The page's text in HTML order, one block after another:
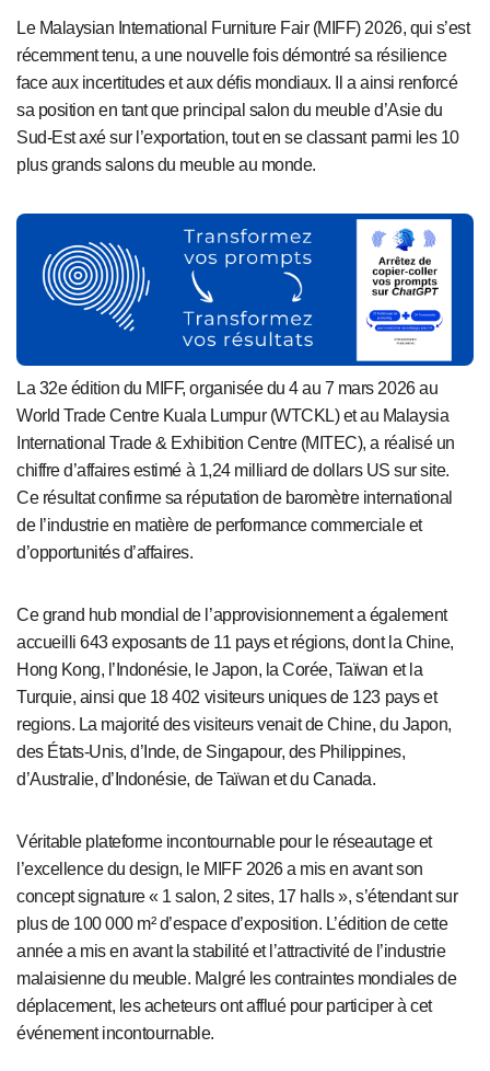
Le Malaysian International Furniture Fair (MIFF) 2026, qui s’est
récemment tenu, a une nouvelle fois démontré sa résilience
face aux incertitudes et aux défis mondiaux. Il a ainsi renforcé
sa position en tant que principal salon du meuble d’Asie du
Sud-Est axé sur l’exportation, tout en se classant parmi les 10
plus grands salons du meuble au monde.
La 32e édition du MIFF, organisée du 4 au 7 mars 2026 au
World Trade Centre Kuala Lumpur (WTCKL) et au Malaysia
International Trade & Exhibition Centre (MITEC), a réaliséun
chiffre d’affaires estimé à 1,24 milliard de dollars US sur site.
Ce résultat confirme sa réputation de baromètre international
de l’industrie en matière de performance commerciale et
d’opportunités d’affaires.
Ce grand hub mondial de l’approvisionnement a également
accueilli 643 exposants de 11 pays et régions, dont la Chine,
Hong Kong, l’Indonésie, le Japon, la Corée, Taïwan et la
Turquie, ainsi que 18 402 visiteurs uniques de 123 pays et
regions. La majorité des visiteurs venait de Chine, du Japon,
des États-Unis, d’Inde, de Singapour, des Philippines,
d’Australie, d’Indonésie, de Taïwan et du Canada.
Véritable plateforme incontournable pour le réseautage et
l’excellence du design, le MIFF 2026 a mis en avant son
concept signature« 1 salon, 2 sites, 17 halls », s’étendant sur
plus de 100 000 m² d’espace d’exposition. L’édition de cette
année a mis en avant la stabilité et l’attractivité de l’industrie
malaisienne du meuble. Malgré les contraintes mondiales de
déplacement, les acheteurs ont afflué pour participer à cet
événement incontournable.